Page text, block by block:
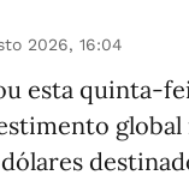
2026, 16:04
esta quinta-
global